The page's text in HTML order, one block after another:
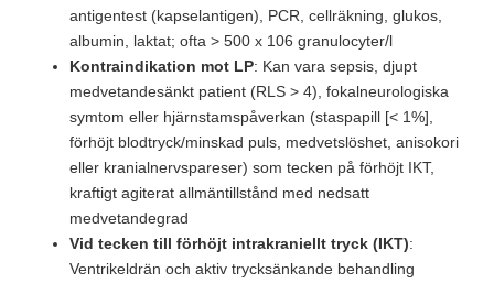
antigentest (kapselantigen), PCR, cellräkning, glukos,
albumin, laktat; ofta > 500 x 106 granulocyter/l
Kontraindikation mot LP: Kan vara sepsis, djupt
medvetandesänkt patient (RLS > 4), fokalneurologiska
symtom eller hjärnstamspåverkan (staspapill [< 1%],
förhöjt blodtryck/minskad puls, medvetslöshet, anisokori
eller kranialnervspareser) som tecken på förhöjt IKT,
kraftigt agiterat allmäntillstånd med nedsatt
medvetandegrad
Vid tecken till förhöjt intrakraniellt tryck (IKT):
Ventrikeldrän och aktiv trycksänkande behandling